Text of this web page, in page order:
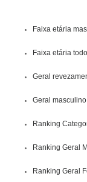
Faixa etária
Faixa etária
Geral
Geral
Ranking
Ranking Geral
Ranking Geral